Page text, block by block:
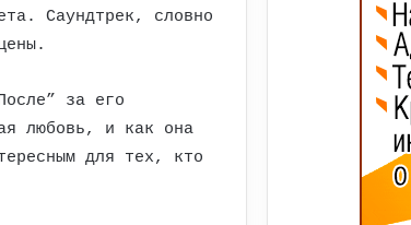
Саундтрек, словно
за его
любовь, и как она
для тех, кто